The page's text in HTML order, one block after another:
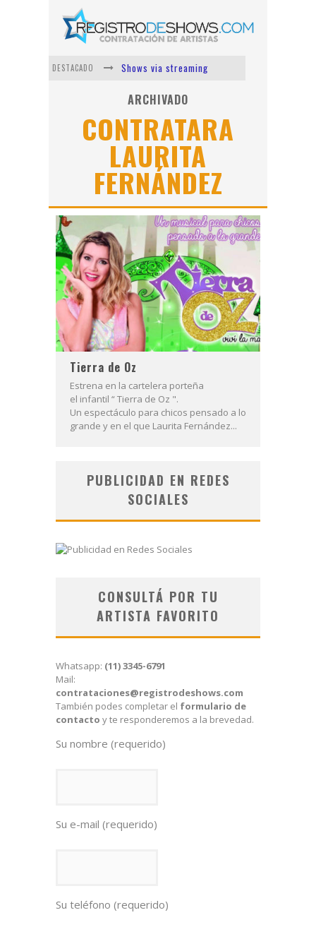
DESTACADO
Shows via streaming
Lit Killah
Nicki Nicole
Duki
Vi Em
Los Ángeles Azules
ARCHIVADO
CONTRATARA
LAURITA
FERNÁNDEZ
Tierra de Oz
Estrena en la cartelera porteña
el infantil “ Tierra de Oz ".
Un espectáculo para chicos pensado a lo
grande y en el que Laurita Fernández...
PUBLICIDAD EN REDES
SOCIALES
CONSULTÁ POR TU
ARTISTA FAVORITO
Whatsapp: (11) 3345-6791
Mail:
contrataciones@registrodeshows.com
También podes completar el formulario de
contacto y te responderemos a la brevedad.
Su nombre (requerido)
Su e-mail (requerido)
Su teléfono (requerido)